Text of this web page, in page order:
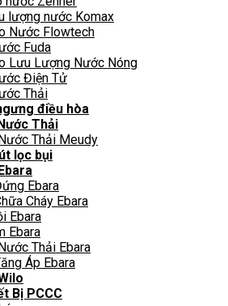
lượng nước Komax
Nước Flowtech
Fuda
Lưu Lượng Nước Nóng
Điện Tử
Thải
điều hòa
Thải
Thải Meudy
lọc bụi
Ebara
Cháy Ebara
Ebara
Ebara
Thải Ebara
Áp Ebara
Bị PCCC